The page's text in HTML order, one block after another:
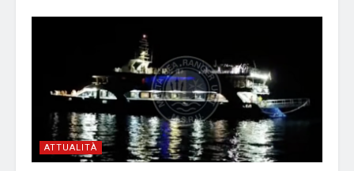
ATTUALITÀ